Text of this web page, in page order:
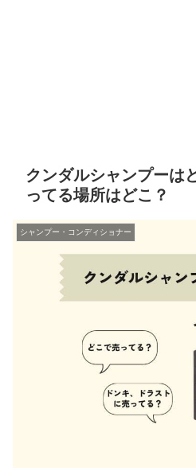
クンダルシャンプーは
ってる場所はどこ？
シャンプー・コンディショナー